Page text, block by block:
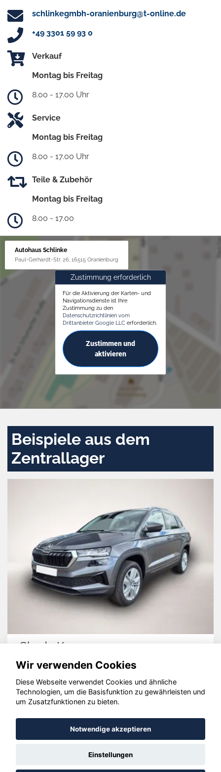
schlinkegmbh-oranienburg@t-online.de
+49 3301 59 93 0
Verkauf
Montag bis Freitag
8.00 - 17.00 Uhr
Service
Montag bis Freitag
8.00 - 17.00 Uhr
Teile & Zubehör
Montag bis Freitag
8.00 - 17.00
Autohaus Schlinke
Paul-Gerhardt-Str. 26, 16515 Oranienburg
Zustimmung erforderlich
Für die Aktivierung der Karten- und
Navigationsdienste ist Ihre
Zustimmung zu den
Datenschutzrichtlinien vom
Drittanbieter Google LLC erforderlich.
Zustimmen und
aktivieren
Beispiele aus dem
Zentrallager
Skoda Karoq
© konjunkturmotor.de GmbH 2020 - 2026
Wir verwenden Cookies
Diese Webseite verwendet Cookies und ähnliche
Technologien, um die Basisfunktion zu gewährleisten und
um Zusatzfunktionen zu bieten.
Notwendige akzeptieren
Einstellungen